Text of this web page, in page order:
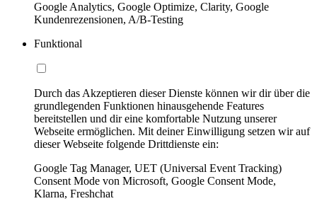
Google Analytics, Google Optimize, Clarity, Google
Kundenrezensionen, A/B-Testing
Funktional
Durch das Akzeptieren dieser Dienste können wir dir über die
grundlegenden Funktionen hinausgehende Features
bereitstellen und dir eine komfortable Nutzung unserer
Webseite ermöglichen. Mit deiner Einwilligung setzen wir auf
dieser Webseite folgende Drittdienste ein:
Google Tag Manager, UET (Universal Event Tracking)
Consent Mode von Microsoft, Google Consent Mode,
Klarna, Freshchat